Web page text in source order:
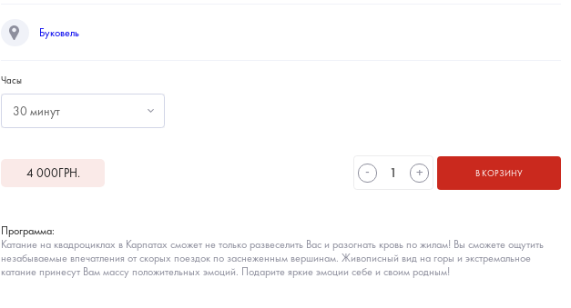
Буковель
Часы
30 минут
4 000ГРН. - + В КОРЗИНУ
Программа:
Катание на квадроциклах в Карпатах сможет не только развеселить Вас и разогнать кровь по жилам! Вы сможете ощутить
незабываемые впечатления от скорых поездок по заснеженным вершинам. Живописный вид на горы и экстремальное
катание принесут Вам массу положительных эмоций. Подарите яркие эмоции себе и своим родным!